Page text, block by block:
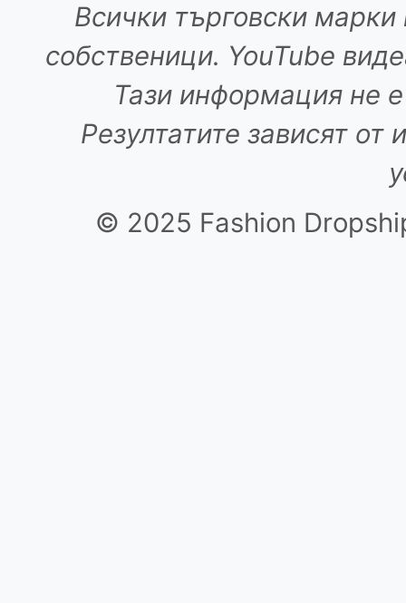
Всички търговски
собственици. YouTube
Тази информация не
Резултатите зависят
© 2025 Fashion